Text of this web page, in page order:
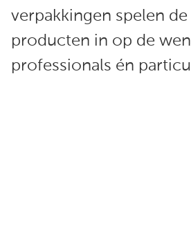
verpakkingen spelen
producten in op de
professionals én